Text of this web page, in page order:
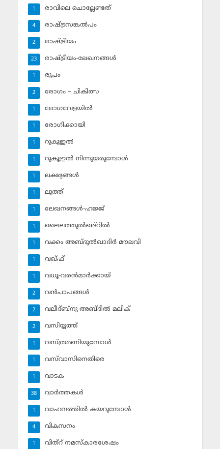
രാവിലെ ചൊല്ലേണ്ടത്
1
രാഷ്ട്രസങ്കല്‍പം
4
രാഷ്ട്രീയം
2
രാഷ്ട്രീയം-ലേഖനങ്ങള്‍
23
രൂപം
1
രോഗം – ചികിത്സ
2
രോഗവേളയില്‍
1
രോഗിക്കായി
1
റുകൂഇല്‍
1
റുകൂഇല്‍ നിന്നുയരുമ്പോള്‍
1
ലക്ഷ്യങ്ങള്‍
1
ലൂത്ത്‌
1
ലേഖനങ്ങള്‍-ഹജ്ജ്‌
1
ലൈലത്തുല്‍ഖദ്‌റില്‍
1
വക്കം അബ്ദുല്‍ഖാദിര്‍ മൗലവി
1
വഖ്ഫ്
1
വധൂ-വരന്‍മാര്‍ക്കായ്
1
വന്‍പാപങ്ങള്‍
2
വലീദ്ബ്‌നു അബ്ദില്‍ മലിക്‌
2
വസിയ്യത്ത്‌
2
വസ്ത്രമണിയുമ്പോള്‍
1
വസ്‌വാസിനെതിരെ
1
വാടക
1
വാര്‍ത്തകള്‍
38
വാഹനത്തില്‍ കയറുമ്പോള്‍
1
വികസനം
4
വിത്‌റ് നമസ്‌കാരശേഷം
1